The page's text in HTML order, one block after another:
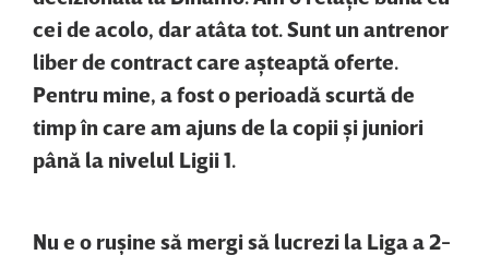
cei de acolo, dar atâta tot. Sunt un antrenor
liber de contract care aşteaptă oferte.
Pentru mine, a fost o perioadă scurtă de
timp în care am ajuns de la copii şi juniori
până la nivelul Ligii 1.
Nu e o ruşine să mergi să lucrezi la Liga a 2-